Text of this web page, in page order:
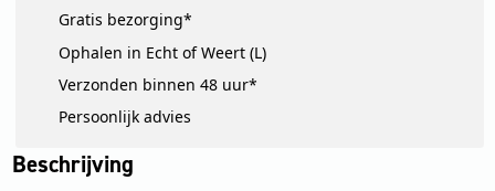
Gratis bezorging*
Ophalen in Echt of Weert (L)
Verzonden binnen 48 uur*
Persoonlijk advies
Beschrijving